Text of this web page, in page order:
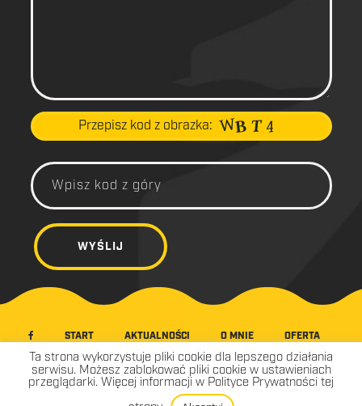
Przepisz kod z obrazka:
START AKTUALNOŚCI O MNIE
OFERTA
GALERIA
WIDEO WSPÓŁPRACA KONTAKT
© ADAM KOSIK NAUKA PŁYWANIA 2016
Ta strona wykorzystuje pliki cookie dla lepszego działania
serwisu. Możesz zablokować pliki cookie w ustawieniach
przeglądarki. Więcej informacji w Polityce Prywatności tej